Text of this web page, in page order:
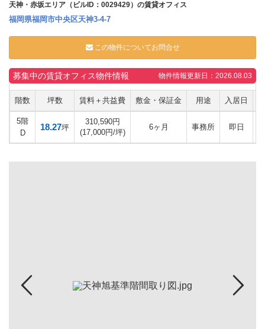
天神・赤坂エリア（ビルID：0029429）の賃貸オフィス
福岡県福岡市中央区天神3-4-7
この物件についてお問合せ
募集中の賃貸オフィス物件情報 物件情報更新日：2026.08.03
階数 坪数 賃料＋共益費 敷金・保証金 用途 入居日
5階
D
18.27坪
310,590円
(17,000円/坪)
6ヶ月 事務所 即日